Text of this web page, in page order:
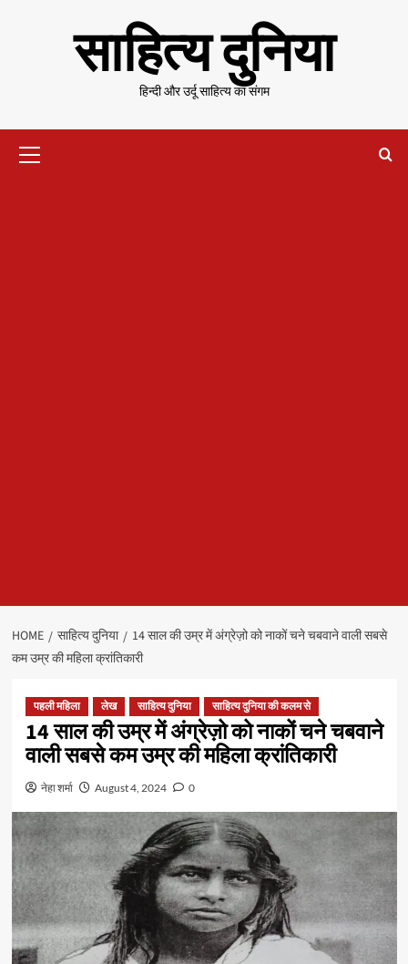
साहित्य दुनिया
हिन्दी और उर्दू साहित्य का संगम
Menu
HOME साहित्य दुनिया
14 साल की उम्र में अंग्रेज़ो को नाकों चने चबवाने वाली सबसे
कम उम्र की महिला क्रांतिकारी
पहली महिला लेख साहित्य दुनिया साहित्य दुनिया की कलम से
14 साल की उम्र में अंग्रेज़ो को नाकों चने चबवाने
वाली सबसे कम उम्र की महिला क्रांतिकारी
नेहा शर्मा August 4, 2024 0